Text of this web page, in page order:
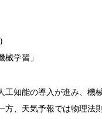
学習」
工知能の導入が進み、機
方、天気予報では物理法